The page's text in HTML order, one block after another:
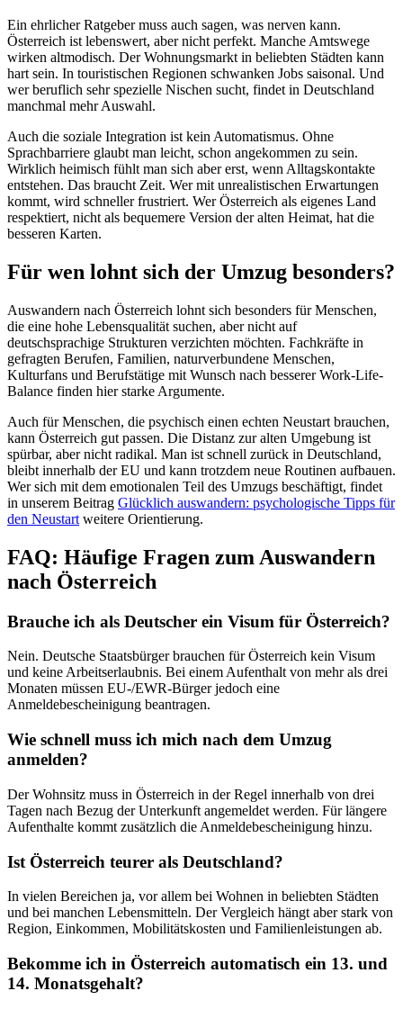
Ein ehrlicher Ratgeber muss auch sagen, was nerven kann.
Österreich ist lebenswert, aber nicht perfekt. Manche Amtswege
wirken altmodisch. Der Wohnungsmarkt in beliebten Städten kann
hart sein. In touristischen Regionen schwanken Jobs saisonal. Und
wer beruflich sehr spezielle Nischen sucht, findet in Deutschland
manchmal mehr Auswahl.
Auch die soziale Integration ist kein Automatismus. Ohne
Sprachbarriere glaubt man leicht, schon angekommen zu sein.
Wirklich heimisch fühlt man sich aber erst, wenn Alltagskontakte
entstehen. Das braucht Zeit. Wer mit unrealistischen Erwartungen
kommt, wird schneller frustriert. Wer Österreich als eigenes Land
respektiert, nicht als bequemere Version der alten Heimat, hat die
besseren Karten.
Für wen lohnt sich der Umzug besonders?
Auswandern nach Österreich lohnt sich besonders für Menschen,
die eine hohe Lebensqualität suchen, aber nicht auf
deutschsprachige Strukturen verzichten möchten. Fachkräfte in
gefragten Berufen, Familien, naturverbundene Menschen,
Kulturfans und Berufstätige mit Wunsch nach besserer Work-Life-
Balance finden hier starke Argumente.
Auch für Menschen, die psychisch einen echten Neustart brauchen,
kann Österreich gut passen. Die Distanz zur alten Umgebung ist
spürbar, aber nicht radikal. Man ist schnell zurück in Deutschland,
bleibt innerhalb der EU und kann trotzdem neue Routinen aufbauen.
Wer sich mit dem emotionalen Teil des Umzugs beschäftigt, findet
in unserem Beitrag Glücklich auswandern: psychologische Tipps für
den Neustart weitere Orientierung.
FAQ: Häufige Fragen zum Auswandern
nach Österreich
Brauche ich als Deutscher ein Visum für Österreich?
Nein. Deutsche Staatsbürger brauchen für Österreich kein Visum
und keine Arbeitserlaubnis. Bei einem Aufenthalt von mehr als drei
Monaten müssen EU-/EWR-Bürger jedoch eine
Anmeldebescheinigung beantragen.
Wie schnell muss ich mich nach dem Umzug
anmelden?
Der Wohnsitz muss in Österreich in der Regel innerhalb von drei
Tagen nach Bezug der Unterkunft angemeldet werden. Für längere
Aufenthalte kommt zusätzlich die Anmeldebescheinigung hinzu.
Ist Österreich teurer als Deutschland?
In vielen Bereichen ja, vor allem bei Wohnen in beliebten Städten
und bei manchen Lebensmitteln. Der Vergleich hängt aber stark von
Region, Einkommen, Mobilitätskosten und Familienleistungen ab.
Bekomme ich in Österreich automatisch ein 13. und
14. Monatsgehalt?